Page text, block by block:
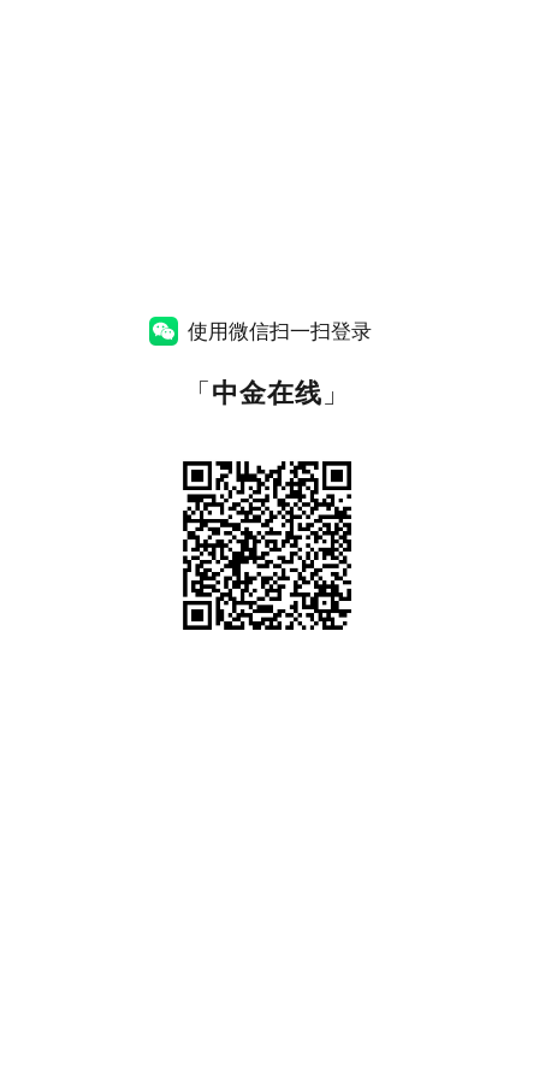
使用微信扫一扫登录
「中金在线 」